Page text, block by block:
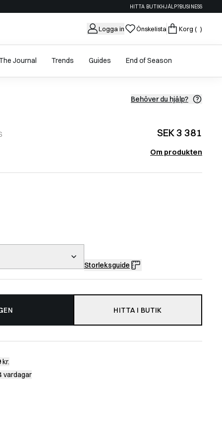
HITTA BUTIKHJÄLP?BUSINESS
Logga in Önskelista Korg ( )
Journal Trends Guides End of Season
Behöver du hjälp?
SEK 3 381
Om produkten
Storleksguide
HITTA I BUTIK
vardagar